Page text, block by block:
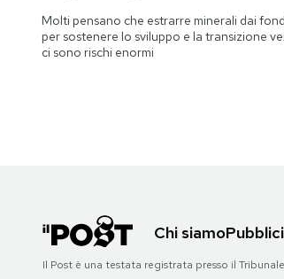
Molti pensano che estrarre minerali dai
per sostenere lo sviluppo e la transizione
ci sono rischi enormi
Chi siamo
Il Post è una testata registrata presso il